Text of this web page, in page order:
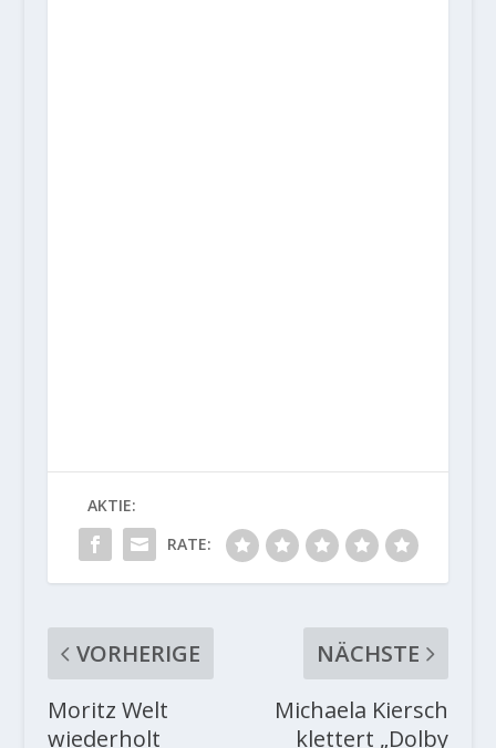
AKTIE:
RATE:
VORHERIGE
Moritz Welt
wiederholt
NÄCHSTE
Michaela Kiersch
klettert „Dolby